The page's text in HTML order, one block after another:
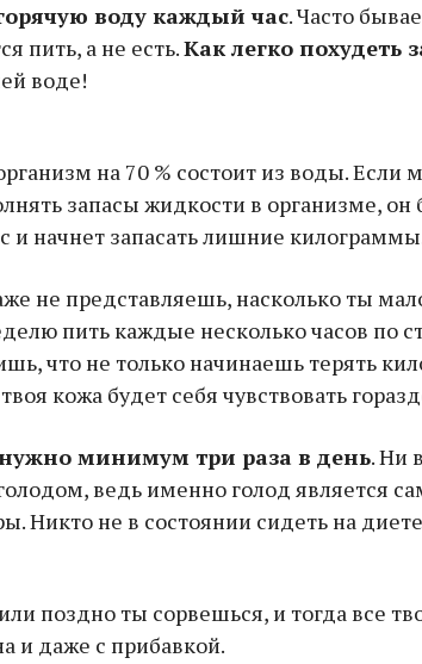
воду каждый час. Часто
пить, а не есть.Как легко похудеть
воде!
на 70 % состоит из воды. Если
запасы жидкости в организме,
и начнет запасать лишние
не представляешь, насколько ты
пить каждые несколько часов по
что не только начинаешь терять
кожа будет себя чувствовать
минимум три раза в день. Ни
ведь именно голод является
Никто не в состоянии сидеть на
поздно ты сорвешься, и тогда все
и даже с прибавкой.